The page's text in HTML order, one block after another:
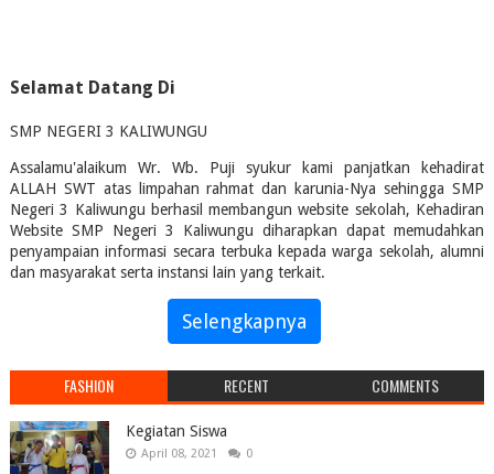
Selamat Datang Di
SMP NEGERI 3 KALIWUNGU
Assalamu'alaikum Wr. Wb. Puji syukur kami panjatkan kehadirat
ALLAH SWT atas limpahan rahmat dan karunia-Nya sehingga SMP
Negeri 3 Kaliwungu berhasil membangun website sekolah, Kehadiran
Website SMP Negeri 3 Kaliwungu diharapkan dapat memudahkan
penyampaian informasi secara terbuka kepada warga sekolah, alumni
dan masyarakat serta instansi lain yang terkait.
Selengkapnya
FASHION RECENT COMMENTS
Kegiatan Siswa
April 08, 2021 0